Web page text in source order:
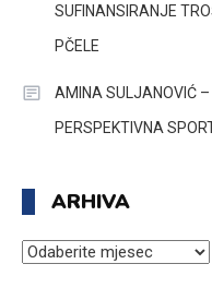
SUFINANSIRANJE
PČELE
AMINA SULJANOVIĆ –
PERSPEKTIVNA
ARHIVA
ARHIVA